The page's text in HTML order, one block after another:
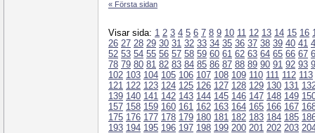
« Första sidan
Visar sida: 1 2 3 4 5 6 7 8 9 10 11 12 13 14 15 16
26 27 28 29 30 31 32 33 34 35 36 37 38 39 40 41
52 53 54 55 56 57 58 59 60 61 62 63 64 65 66 67
78 79 80 81 82 83 84 85 86 87 88 89 90 91 92 93
102 103 104 105 106 107 108 109 110 111 112 113
121 122 123 124 125 126 127 128 129 130 131
139 140 141 142 143 144 145 146 147 148 149
157 158 159 160 161 162 163 164 165 166 167
175 176 177 178 179 180 181 182 183 184 185
193 194 195 196 197 198 199 200 201 202 203